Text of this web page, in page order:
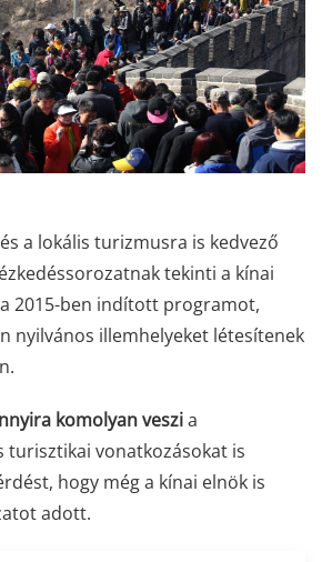
a lokális turizmusra is kedvező
tekinti a kínai
2015-ben indított programot,
nyilvános illemhelyeket létesítenek
komolyan veszia
turisztikai vonatkozásokat is
hogy még a kínai elnök is
adott.